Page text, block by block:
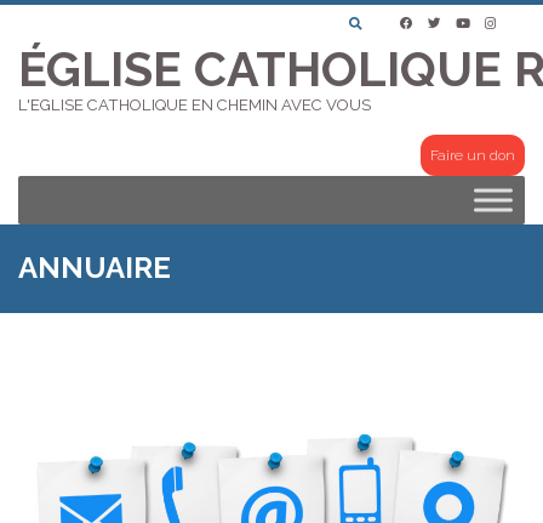
ÉGLISE CATHOLIQUE
L'EGLISE CATHOLIQUE EN CHEMIN AVEC VOUS
Faire un don
ANNUAIRE